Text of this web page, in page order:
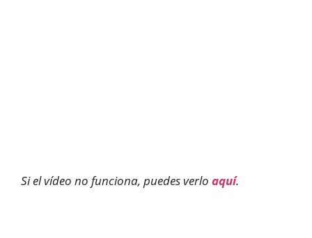
Si el vídeo no funciona, puedes verlo aquí.